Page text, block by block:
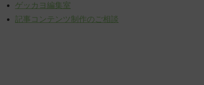
ゲッカヨ編集室
記事コンテンツ制作のご相談